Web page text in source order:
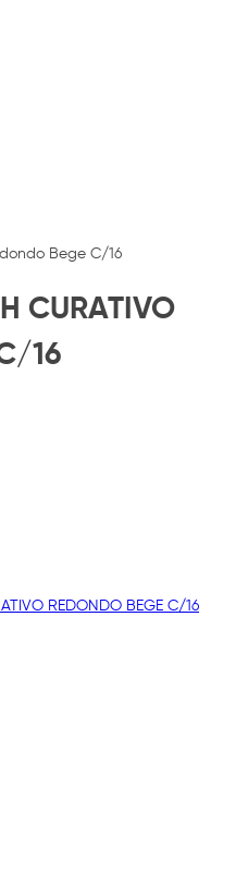
Bege C/16
CURATIVO
16